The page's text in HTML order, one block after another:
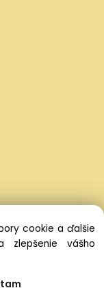
cookie a ďalšie
zlepšenie vášho